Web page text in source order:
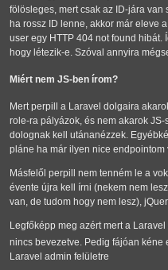
fölösleges, mert csak az ID-jára
ha rossz ID lenne, akkor már eleve
user egy HTTP 404 not found
hogy létezik-e. Szóval annyira
Miért nem JS-ben írom?
Mert perpill a Laravel dolgaira
role-ra pályázok, és nem akarok
dolognak kell utánanézzek.
pláne ha már ilyen nice endpointom
Másfelől perpill nem tenném le a
évente újra kell írni (nekem nem
van, de tudom hogy nem lesz),
Legfőképp meg azért mert a
nincs bevezetve. Pedig fájóan kéne
Laravel admin felületre